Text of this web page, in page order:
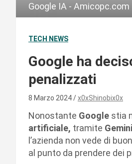
Google IA - Amicopc.com
TECH NEWS
Google ha
penalizzati
8 Marzo 2024 x0xShinobix0x
Nonostante Google stia
artificiale, tramite Gemini
l’azienda non vede di
al punto da prendere dei